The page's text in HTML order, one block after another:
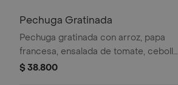
Pechuga Gratinada
Pechuga gratinada con arroz, papa
francesa, ensalada de tomate, cebolla
y lechuga.
$ 38.800